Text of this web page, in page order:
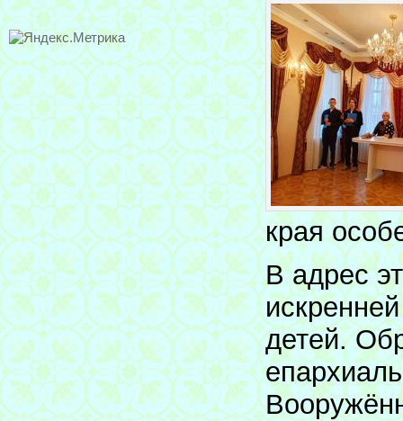
края
В адрес
детей.